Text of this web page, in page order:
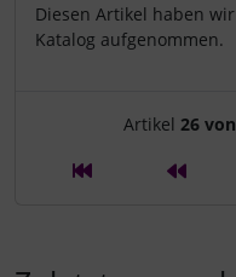
Diesen Artikel haben
Katalog aufgenommen.
Artikel 26